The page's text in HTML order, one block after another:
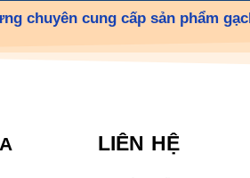
chuyên cung cấp sản phẩm
LIÊN HỆ